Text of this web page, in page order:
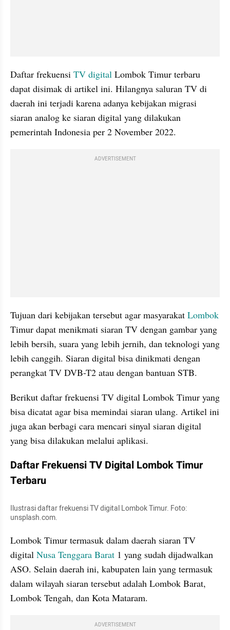
Daftar frekuensi TV digital Lombok Timur terbaru
dapat disimak di artikel ini. Hilangnya saluran TV di
daerah ini terjadi karena adanya kebijakan migrasi
siaran analog ke siaran digital yang dilakukan
pemerintah Indonesia per 2 November 2022.
ADVERTISEMENT
Tujuan dari kebijakan tersebut agar masyarakat
Timur dapat menikmati siaran TV dengan gambar yang
lebih bersih, suara yang lebih jernih, dan teknologi yang
lebih canggih. Siaran digital bisa dinikmati dengan
perangkat TV DVB-T2 atau dengan bantuan STB.
Berikut daftar frekuensi TV digital Lombok Timur yang
bisa dicatat agar bisa memindai siaran ulang. Artikel ini
juga akan berbagi cara mencari sinyal siaran digital
yang bisa dilakukan melalui aplikasi.
Daftar Frekuensi TV Digital Lombok Timur
Terbaru
Ilustrasi daftar frekuensi TV digital Lombok Timur. Foto:
unsplash.com.
Lombok Timur termasuk dalam daerah siaran TV
digital Nusa Tenggara Barat 1 yang sudah dijadwalkan
ASO. Selain daerah ini, kabupaten lain yang termasuk
dalam wilayah siaran tersebut adalah Lombok Barat,
Lombok Tengah, dan Kota Mataram.
ADVERTISEMENT